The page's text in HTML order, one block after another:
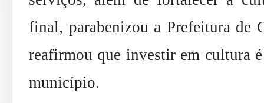
final, parabenizou a Prefeitura de
reafirmou que investir em cultura
município.